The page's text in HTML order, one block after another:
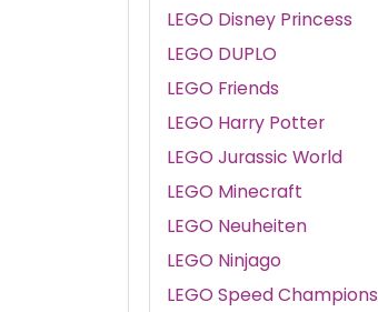
LEGO Disney Princess
LEGO DUPLO
LEGO Friends
LEGO Harry Potter
LEGO Jurassic World
LEGO Minecraft
LEGO Neuheiten
LEGO Ninjago
LEGO Speed Champions